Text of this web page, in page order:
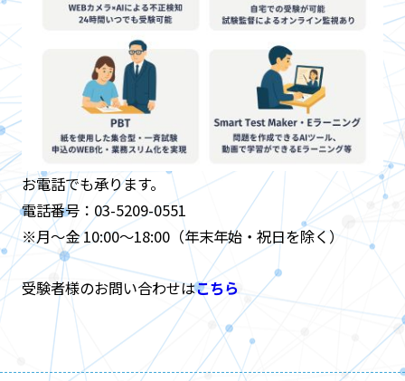
お電話でも承ります。
電話番号：03-5209-0551
※月～金 10:00～18:00（年末年始・祝日を除く）
受験者様のお問い合わせはこちら